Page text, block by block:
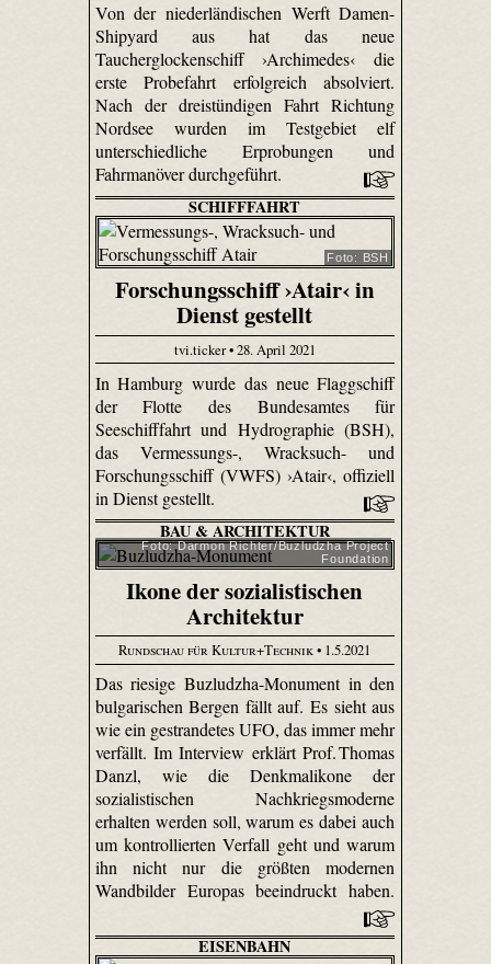
Von der niederländischen Werft Damen-
Shipyard aus hat das neue
Taucherglockenschiff ›Archimedes‹ die
erste Probefahrt erfolgreich absolviert.
Nach der dreistündigen Fahrt Richtung
Nordsee wurden im Testgebiet elf
unterschiedliche Erprobungen und
Fahrmanöver durchgeführt.
SCHIFFFAHRT
Foto: BSH
Forschungsschiff ›Atair‹ in
Dienst gestellt
tvi.ticker • 28. April 2021
In Hamburg wurde das neue Flaggschiff
der Flotte des Bundesamtes für
Seeschifffahrt und Hydrographie (BSH),
das Vermessungs-, Wracksuch- und
Forschungsschiff (VWFS) ›Atair‹, offiziell
in Dienst gestellt.
BAU & ARCHITEKTUR
Foto: Darmon Richter/Buzludzha Project
Foundation
Ikone der sozialistischen
Architektur
Rundschau für Kultur+Technik• 1.5.2021
Das riesige Buzludzha-Monument in den
bulgarischen Bergen fällt auf. Es sieht aus
wie ein gestrandetes UFO, das immer mehr
verfällt. Im Interview erklärt Prof. Thomas
Danzl, wie die Denkmalikone der
sozialistischen Nachkriegsmoderne
erhalten werden soll, warum es dabei auch
um kontrollierten Verfall geht und warum
ihn nicht nur die größten modernen
Wandbilder Europas beeindruckt haben.
EISENBAHN